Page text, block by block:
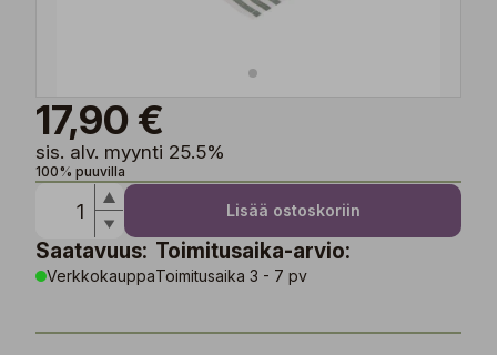
17,90 €
sis. alv. myynti 25.5%
100% puuvilla
Lisää ostoskoriin
Saatavuus:
Verkkokauppa
Toimitusaika-arvio:
Toimitusaika 3 - 7 pv